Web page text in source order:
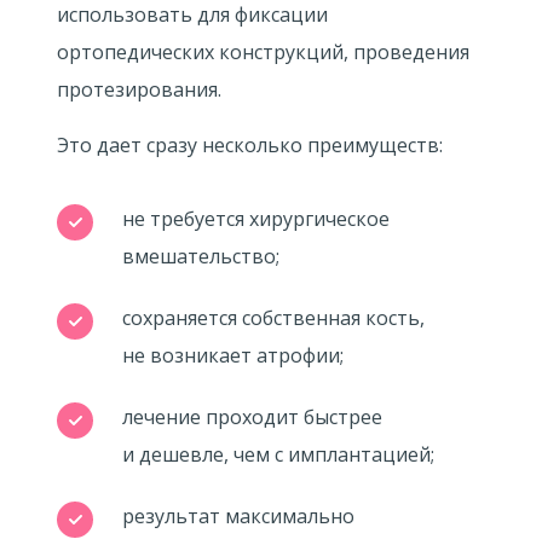
использовать для фиксации
ортопедических конструкций, проведения
протезирования.
Это дает сразу несколько преимуществ:
не требуется хирургическое
вмешательство;
сохраняется собственная кость,
не возникает атрофии;
лечение проходит быстрее
и дешевле, чем с имплантацией;
результат максимально